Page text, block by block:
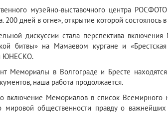
музейно-выставочного центра
200 дней в огне», открытие которой состоялось
дискуссии стала перспектива
битвы» на Мамаевом кургане и
ЮНЕСКО.
Мемориалы в Волгограде и Бресте находятся
наша работа продолжается.
включение Мемориалов в список
мировой общественности правду о